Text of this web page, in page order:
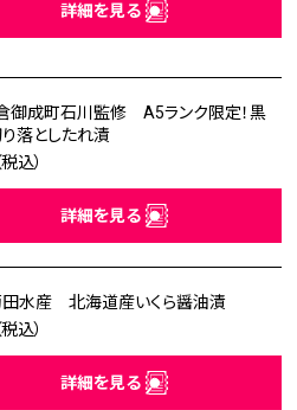
詳細を見る
御成町石川監修 A5ランク限定！黒
落としたれ漬
税込）
詳細を見る
水産 北海道産いくら醤油漬
税込）
詳細を見る